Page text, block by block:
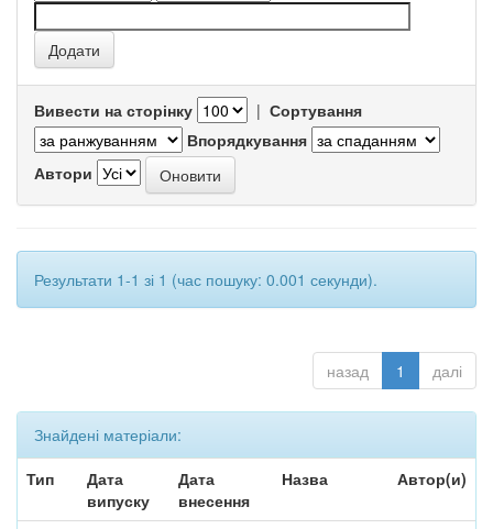
Вивести на сторінку | Сортування
Впорядкування
Автори
Результати 1-1 зі 1 (час пошуку: 0.001 секунди).
назад 1 далі
Знайдені матеріали:
Тип
Дата
випуску
Дата
внесення
Назва Автор(и)